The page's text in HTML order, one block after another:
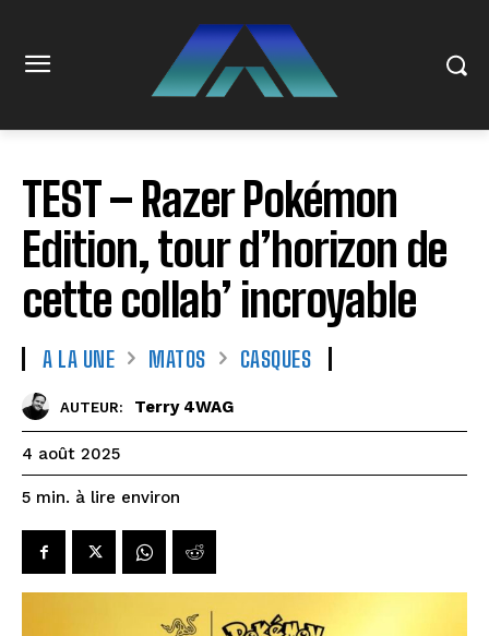
TEST – Razer Pokémon
Edition, tour d’horizon de
cette collab’ incroyable
A LA UNE MATOS CASQUES
AUTEUR: Terry 4WAG
4 août 2025
5 min. à lire environ